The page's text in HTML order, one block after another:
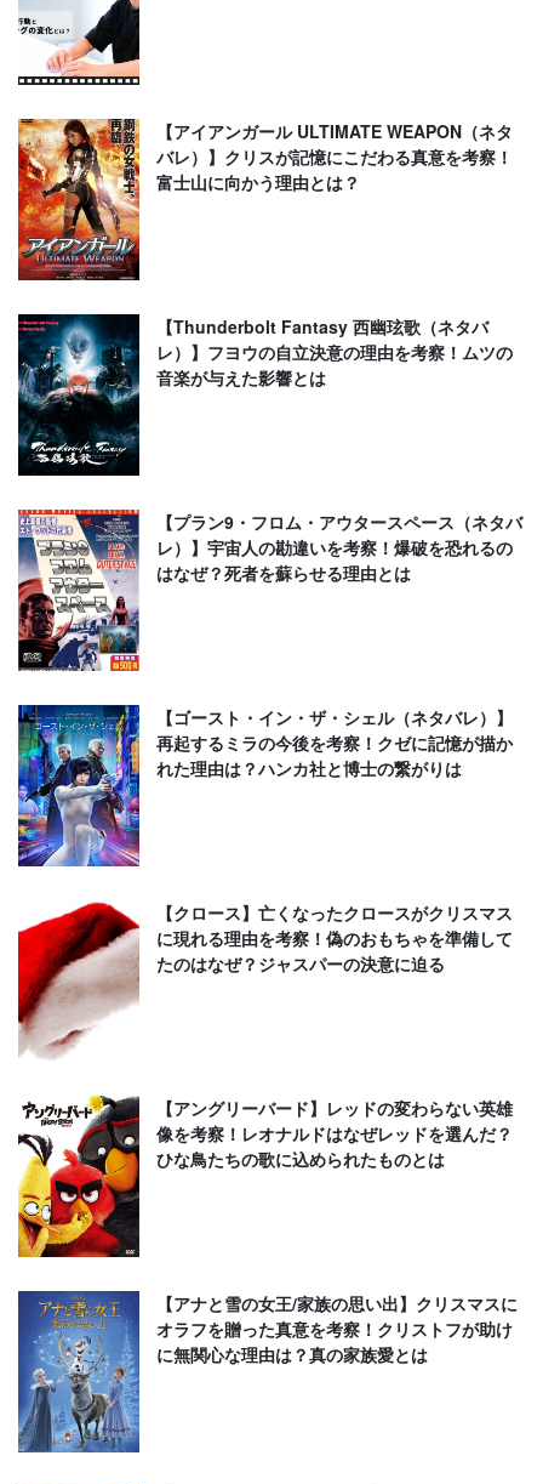
【アイアンガール ULTIMATE WEAPON（ネタ
バレ）】クリスが記憶にこだわる真意を考察！
富士山に向かう理由とは？
【Thunderbolt Fantasy 西幽玹歌（ネタバ
レ）】フヨウの自立決意の理由を考察！ムツの
音楽が与えた影響とは
【プラン9・フロム・アウタースペース（ネタバ
レ）】宇宙人の勘違いを考察！爆破を恐れるの
はなぜ？死者を蘇らせる理由とは
【ゴースト・イン・ザ・シェル（ネタバレ）】
再起するミラの今後を考察！クゼに記憶が描か
れた理由は？ハンカ社と博士の繋がりは
【クロース】亡くなったクロースがクリスマス
に現れる理由を考察！偽のおもちゃを準備して
たのはなぜ？ジャスパーの決意に迫る
【アングリーバード】レッドの変わらない英雄
像を考察！レオナルドはなぜレッドを選んだ？
ひな鳥たちの歌に込められたものとは
【アナと雪の女王/家族の思い出】クリスマスに
オラフを贈った真意を考察！クリストフが助け
に無関心な理由は？真の家族愛とは